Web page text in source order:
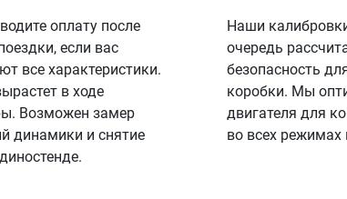
оплату после
если вас
все характеристики.
в ходе
Возможен замер
динамики и снятие
Наши
очередь
безопасность
коробки. Мы
двигателя для
во всех режимах